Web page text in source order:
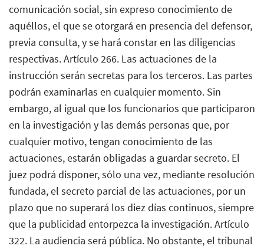
comunicación social, sin expreso conocimiento de
aquéllos, el que se otorgará en presencia del defensor,
previa consulta, y se hará constar en las diligencias
respectivas. Artículo 266. Las actuaciones de la
instrucción serán secretas para los terceros. Las partes
podrán examinarlas en cualquier momento. Sin
embargo, al igual que los funcionarios que participaron
en la investigación y las demás personas que, por
cualquier motivo, tengan conocimiento de las
actuaciones, estarán obligadas a guardar secreto. El
juez podrá disponer, sólo una vez, mediante resolución
fundada, el secreto parcial de las actuaciones, por un
plazo que no superará los diez días continuos, siempre
que la publicidad entorpezca la investigación. Artículo
322. La audiencia será pública. No obstante, el tribunal